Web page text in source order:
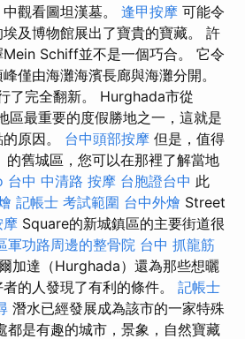
觀看圖坦漢墓。 逢甲按摩 可能令
及博物館展出了寶貴的寶藏。 許
Schiff並不是一個巧合。 它令
僅由海灘海濱長廊與海灘分開。
了完全翻新。 Hurghada市從
區最重要的度假勝地之一，這就是
原因。 台中頭部按摩 但是，值得
舊城區，您可以在那裡了解當地
台中 中清路 按摩 台胞證台中 此
記帳士 考試範圍 台中外燴 Street
摩 Square的新城鎮區的主要街道很
軍功路周邊的整骨院 台中 抓龍筋
加達（Hurghada）還為那些想曬
的人發現了有利的條件。 記帳士
潛水已經發展成為該市的一家特殊
都是有趣的城市，景象，自然寶藏